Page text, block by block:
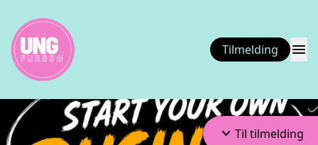
Tilmelding menu
keyboard_arrow_down Til tilmelding